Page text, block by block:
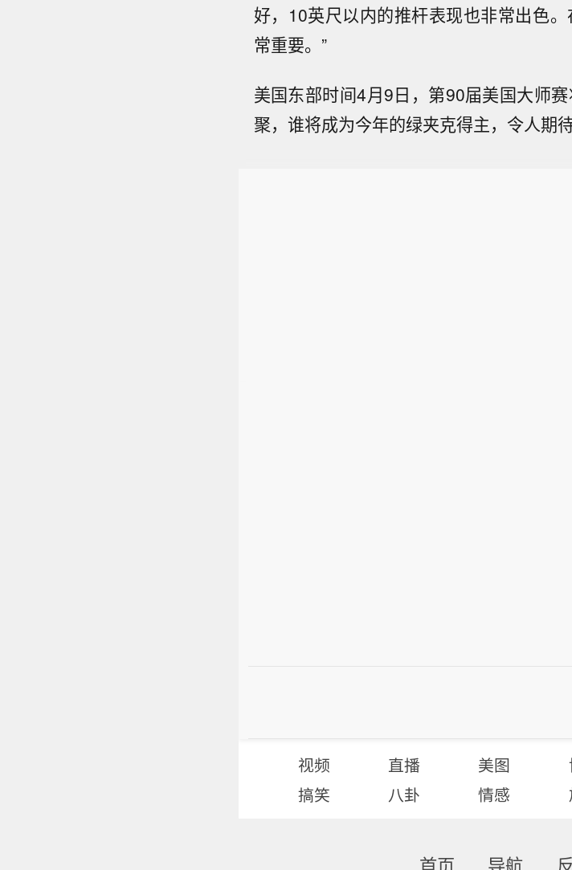
好，10英尺以内的推杆表现也非常出色
常重要。”
美国东部时间4月9日，第90届美国大师
聚，谁将成为今年的绿夹克得主，令人期待
视频 直播 美图
搞笑
八卦 情感
首页 导航